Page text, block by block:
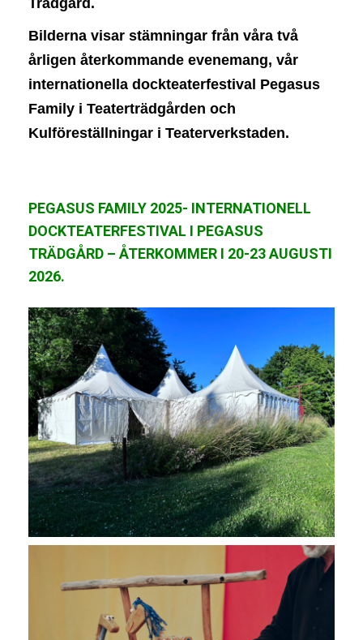
Bilderna visar stämningar från våra två
årligen återkommande evenemang, vår
internationella dockteaterfestival Pegasus
Family i Teaterträdgården och
Kulföreställningar i Teaterverkstaden.
PEGASUS FAMILY 2025- INTERNATIONELL
DOCKTEATERFESTIVAL I PEGASUS
TRÄDGÅRD – ÅTERKOMMER I 20-23 AUGUSTI
2026.